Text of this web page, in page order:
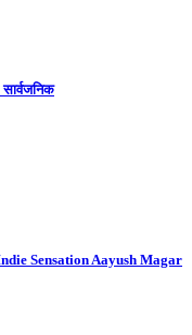
Sensation Aayush Magar